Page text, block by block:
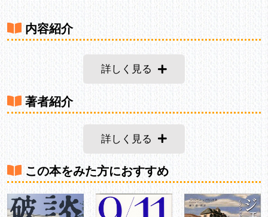
内容紹介
詳しく見る
著者紹介
詳しく見る
この本をみた方におすすめ